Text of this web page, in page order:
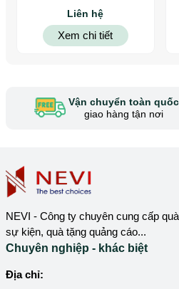
highlight 8
Liên hệ
Xem chi tiết
Vận chuyển toàn quốc
giao hàng tận nơi
NEVI - Công ty chuyên cung cấp
sự kiện, quà tặng quảng cáo...
Chuyên nghiệp - khác biệt
Địa chỉ: